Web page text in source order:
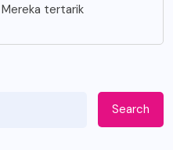
tertarik
Search